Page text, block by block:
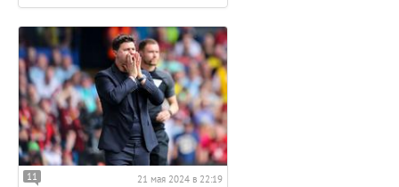
11 21 мая 2024 в 22:19